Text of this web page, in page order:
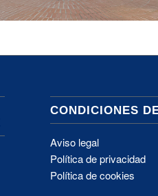
CONDICIONES
Aviso legal
Política de privacidad
Política de cookies